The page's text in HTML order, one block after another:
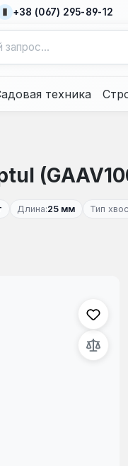
+38 (067) 295-89-12
техника
Длина:25 мм Тип